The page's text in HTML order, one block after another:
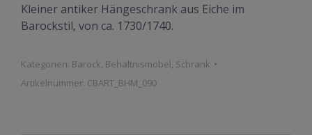
Kleiner antiker Hängeschrank aus Eiche im
Barockstil, von ca. 1730/1740.
Kategorien: Barock, Behältnismöbel, Schrank
Artikelnummer: CBART_BHM_090